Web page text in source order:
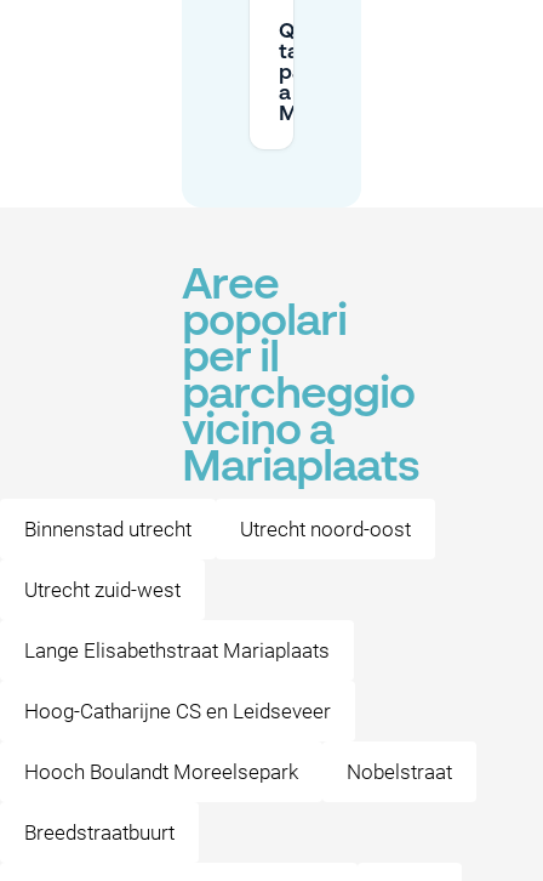
Quali sono le
tariffe di
parcheggio
a
Mariaplaats?
Aree
popolari
per il
parcheggio
vicino a
Mariaplaats
Binnenstad utrecht Utrecht noord-oost
Utrecht zuid-west
Lange Elisabethstraat Mariaplaats
Hoog-Catharijne CS en Leidseveer
Hooch Boulandt Moreelsepark Nobelstraat
Breedstraatbuurt